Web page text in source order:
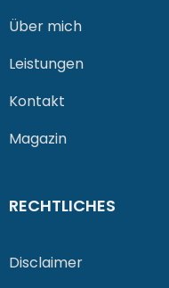
Über mich
Leistungen
Kontakt
Magazin
RECHTLICHES
Disclaimer